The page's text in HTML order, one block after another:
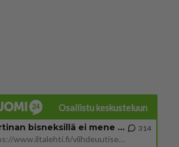
Osallistu keskusteluun
Martinan bisneksillä ei mene hyvin
https://www.iltalehti.fi/viihdeuutiset/a/c46da6ab-340f-4790-aaa7-0865eed2336 Yrityksen konkurssihakemus on tullut kärä
314